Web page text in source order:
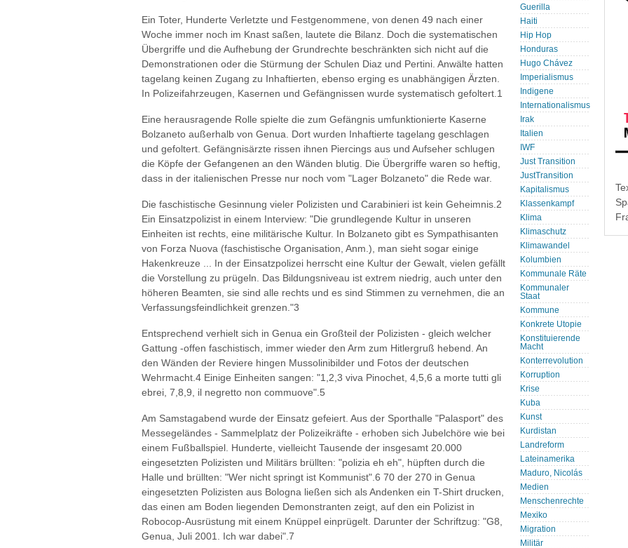
Ein Toter, Hunderte Verletzte und Festgenommene, von denen 49 nach einer
Woche immer noch im Knast saßen, lautete die Bilanz. Doch die systematischen
Übergriffe und die Aufhebung der Grundrechte beschränkten sich nicht auf die
Demonstrationen oder die Stürmung der Schulen Diaz und Pertini. Anwälte hatten
tagelang keinen Zugang zu Inhaftierten, ebenso erging es unabhängigen Ärzten.
In Polizeifahrzeugen, Kasernen und Gefängnissen wurde systematisch gefoltert.1
Eine herausragende Rolle spielte die zum Gefängnis umfunktionierte Kaserne
Bolzaneto außerhalb von Genua. Dort wurden Inhaftierte tagelang geschlagen
und gefoltert. Gefängnisärzte rissen ihnen Piercings aus und Aufseher schlugen
die Köpfe der Gefangenen an den Wänden blutig. Die Übergriffe waren so heftig,
dass in der italienischen Presse nur noch vom "Lager Bolzaneto" die Rede war.
Die faschistische Gesinnung vieler Polizisten und Carabinieri ist kein Geheimnis.2
Ein Einsatzpolizist in einem Interview: "Die grundlegende Kultur in unseren
Einheiten ist rechts, eine militärische Kultur. In Bolzaneto gibt es Sympathisanten
von Forza Nuova (faschistische Organisation, Anm.), man sieht sogar einige
Hakenkreuze ... In der Einsatzpolizei herrscht eine Kultur der Gewalt, vielen gefällt
die Vorstellung zu prügeln. Das Bildungsniveau ist extrem niedrig, auch unter den
höheren Beamten, sie sind alle rechts und es sind Stimmen zu vernehmen, die an
Verfassungsfeindlichkeit grenzen."3
Entsprechend verhielt sich in Genua ein Großteil der Polizisten - gleich welcher
Gattung -offen faschistisch, immer wieder den Arm zum Hitlergruß hebend. An
den Wänden der Reviere hingen Mussolinibilder und Fotos der deutschen
Wehrmacht.4 Einige Einheiten sangen: "1,2,3 viva Pinochet, 4,5,6 a morte tutti gli
ebrei, 7,8,9, il negretto non commuove".5
Am Samstagabend wurde der Einsatz gefeiert. Aus der Sporthalle "Palasport" des
Messegeländes - Sammelplatz der Polizeikräfte - erhoben sich Jubelchöre wie bei
einem Fußballspiel. Hunderte, vielleicht Tausende der insgesamt 20.000
eingesetzten Polizisten und Militärs brüllten: "polizia eh eh", hüpften durch die
Halle und brüllten: "Wer nicht springt ist Kommunist".6 70 der 270 in Genua
eingesetzten Polizisten aus Bologna ließen sich als Andenken ein T-Shirt drucken,
das einen am Boden liegenden Demonstranten zeigt, auf den ein Polizist in
Robocop-Ausrüstung mit einem Knüppel einprügelt. Darunter der Schriftzug: "G8,
Genua, Juli 2001. Ich war dabei".7
Guerilla
Haiti
Hip Hop
Honduras
Hugo Chávez
Imperialismus
Indigene
Internationalismus
Irak
Italien
IWF
Just Transition
JustTransition
Kapitalismus
Klassenkampf
Klima
Klimaschutz
Klimawandel
Kolumbien
Kommunale Räte
Kommunaler
Staat
Kommune
Konkrete Utopie
Konstituierende
Macht
Konterrevolution
Korruption
Krise
Kuba
Kunst
Kurdistan
Landreform
Lateinamerika
Maduro, Nicolás
Medien
Menschenrechte
Mexiko
Migration
Militär